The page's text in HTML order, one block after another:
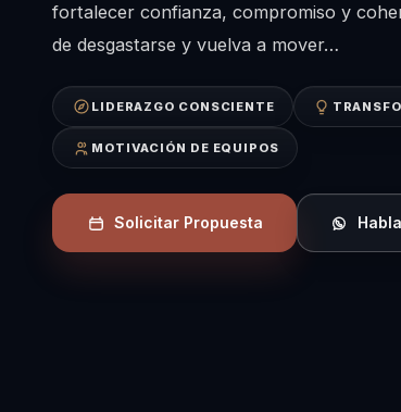
fortalecer confianza, compromiso y
de desgastarse y vuelva a mover…
LIDERAZGO CONSCIENTE
MOTIVACIÓN DE EQUIPOS
Solicitar Propuesta